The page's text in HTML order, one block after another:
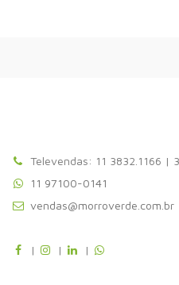
Televendas: 11 3832.1166 |
11 97100-0141
vendas@morroverde.com.br
| | |